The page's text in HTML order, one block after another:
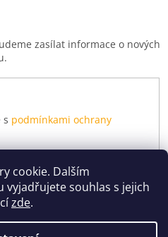
cookie. Dalším
souhlas s jejich
zde.
zasílat informace o nových
s podmínkami ochrany